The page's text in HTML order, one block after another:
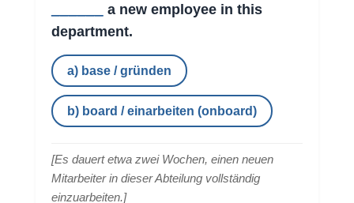
a new employee in this
department.
a) base / gründen
b) board / einarbeiten (onboard)
[Es dauert etwa zwei Wochen, einen neuen
Mitarbeiter in dieser Abteilung vollständig
einzuarbeiten.]